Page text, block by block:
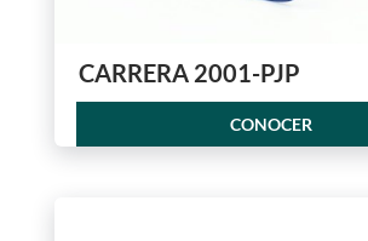
CARRERA 2001-PJP
CONOCER